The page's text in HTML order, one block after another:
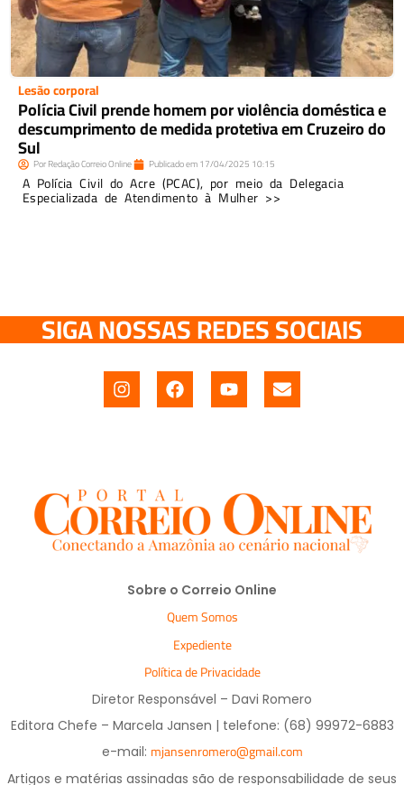
Lesão corporal
Polícia Civil prende homem por violência doméstica e
descumprimento de medida protetiva em Cruzeiro do
Sul
PorRedação Correio Online Publicado em17/04/2025 10:15
A Polícia Civil do Acre (PCAC), por meio da Delegacia
Especializada de Atendimento à Mulher >>
SIGA NOSSAS REDES SOCIAIS
Sobre o Correio Online
Quem Somos
Expediente
Política de Privacidade
Diretor Responsável – Davi Romero
Editora Chefe – Marcela Jansen | telefone: (68) 99972-6883
e-mail: mjansenromero@gmail.com
Artigos e matérias assinadas são de responsabilidade de seus